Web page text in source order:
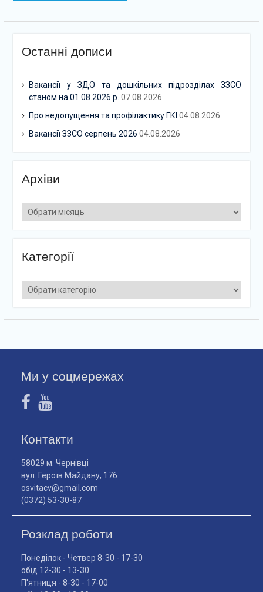
Останні дописи
Вакансії у ЗДО та дошкільних підрозділах ЗЗСО
станом на 01.08.2026 р. 07.08.2026
Про недопущення та профілактику ГКІ 04.08.2026
Вакансії ЗЗСО серпень 2026 04.08.2026
Архіви
Архіви
Категорії
Категорії
Ми у соцмережах
Контакти
58029 м. Чернівці
вул. Героїв Майдану, 176
osvitacv@gmail.com
(0372) 53-30-87
Розклад роботи
Понеділок - Четвер 8-30 - 17-30
обід 12-30 - 13-30
П'ятниця - 8-30 - 17-00